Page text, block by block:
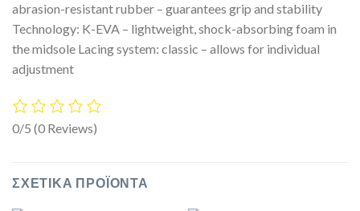
abrasion-resistant rubber – guarantees grip and stability
Technology: K-EVA – lightweight, shock-absorbing foam in
the midsole Lacing system: classic – allows for individual
adjustment
0/5 (0 Reviews)
ΣΧΕΤΙΚΆ ΠΡΟΪΌΝΤΑ